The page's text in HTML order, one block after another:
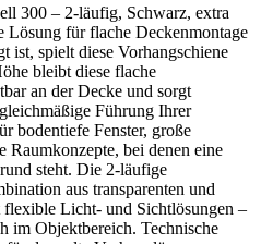
300 – 2-läufig, Schwarz, extra
Lösung für flache Deckenmontage
ist, spielt diese Vorhangschiene
bleibt diese flache
an der Decke und sorgt
Führung Ihrer
bodentiefe Fenster, große
Raumkonzepte, bei denen eine
steht. Die 2-läufige
aus transparenten und
Licht- und Sichtlösungen –
im Objektbereich. Technische